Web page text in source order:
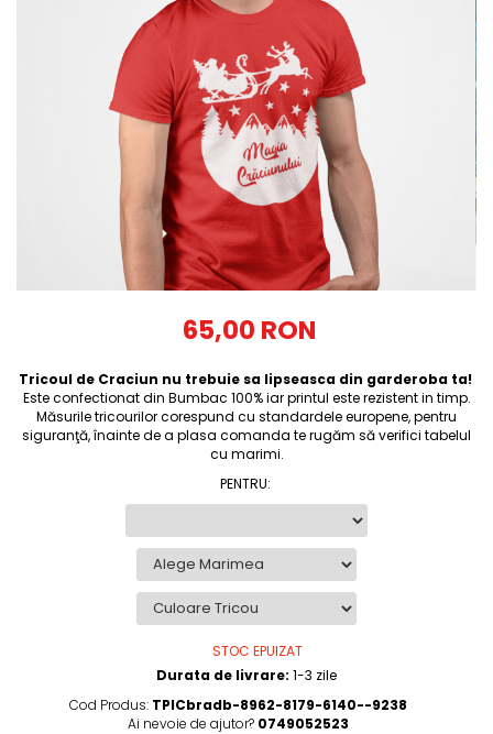
Tricouri Azi esti Tanar si maine...
Tricouri Motivationale
Tricouri Mamici
Tricouri Pensionari
Tricouri Animalute
Tricouri Gameri
Tricouri Mesaje Virale
Tricouri Zicale Romanesti
Tricouri Copii
65,00 RON
Tricoul de Craciun nu trebuie sa lipseasca din garderoba ta!
Este confectionat din Bumbac 100% iar printul este rezistent in timp.
Măsurile tricourilor corespund cu standardele europene, pentru
siguranţă, înainte de a plasa comanda te rugăm să verifici tabelul
cu marimi.
PENTRU:
STOC EPUIZAT
Durata de livrare: 1-3 zile
Cod Produs: TPICbradb-8962-8179-6140--9238
Ai nevoie de ajutor? 0749052523